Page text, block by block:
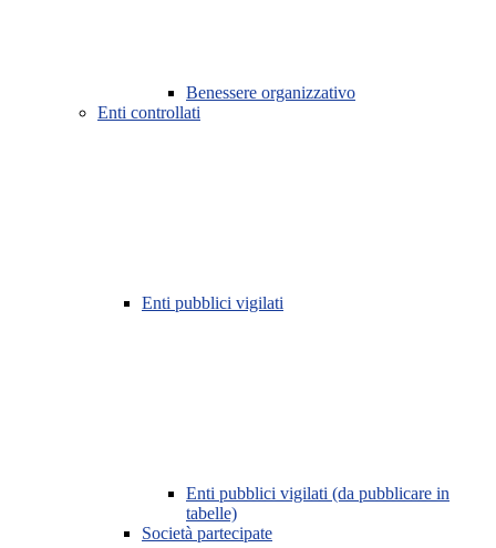
Benessere organizzativo
Enti controllati
Enti pubblici vigilati
Enti pubblici vigilati (da pubblicare in
tabelle)
Società partecipate